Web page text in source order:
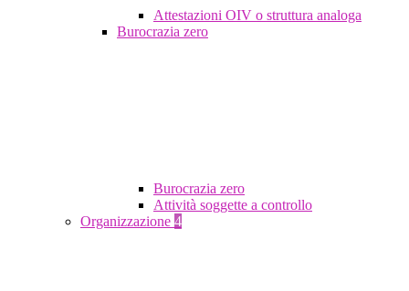
Attestazioni OIV o struttura analoga
Burocrazia zero
Burocrazia zero
Attività soggette a controllo
Organizzazione 4